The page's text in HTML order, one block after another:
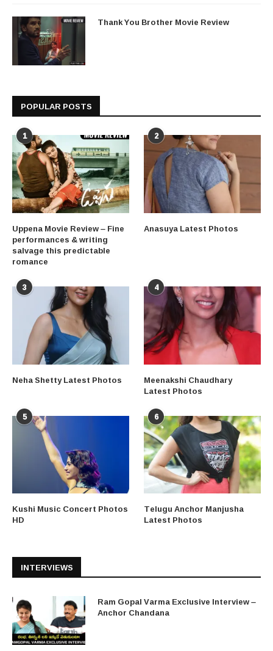
Thank You Brother Movie Review
POPULAR POSTS
1
Uppena Movie Review – Fine
performances & writing
salvage this predictable
romance
2
Anasuya Latest Photos
3
Neha Shetty Latest Photos
4
Meenakshi Chaudhary
Latest Photos
5
Kushi Music Concert Photos
HD
6
Telugu Anchor Manjusha
Latest Photos
INTERVIEWS
Ram Gopal Varma Exclusive Interview –
Anchor Chandana